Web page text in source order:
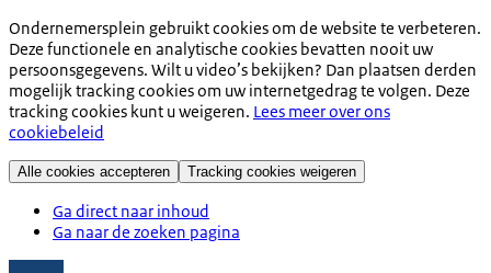
Ondernemersplein gebruikt cookies om de website te verbeteren.
Deze functionele en analytische cookies bevatten nooit uw
persoonsgegevens. Wilt u video’s bekijken? Dan plaatsen derden
mogelijk tracking cookies om uw internetgedrag te volgen. Deze
tracking cookies kunt u weigeren. Lees meer over ons
cookiebeleid
Alle cookies accepteren Tracking cookies weigeren
Ga direct naar inhoud
Ga naar de zoeken pagina